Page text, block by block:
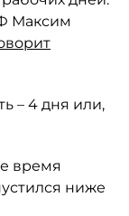
Максим
– 4 дня или,
время
ниже